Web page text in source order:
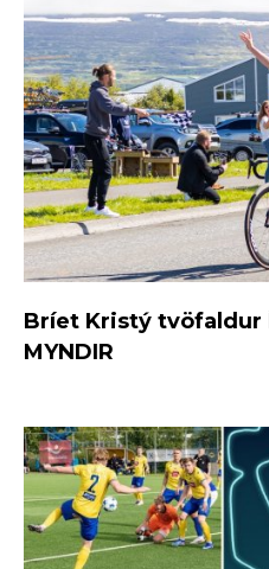
Bríet Kristý tvöfaldur
MYNDIR